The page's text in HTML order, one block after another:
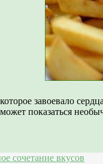
завоевало
показаться
сочетание вкусов